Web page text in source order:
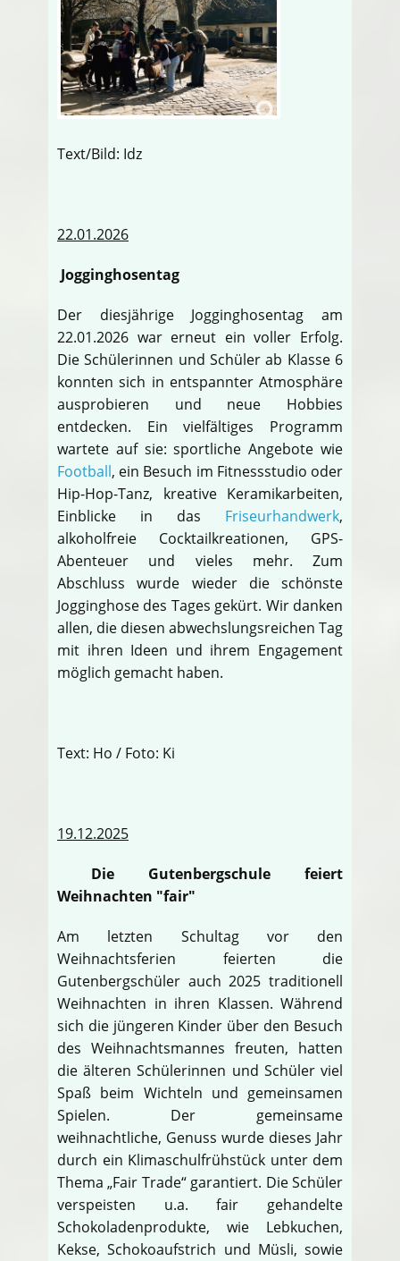
Text/Bild: Idz
22.01.2026
Jogginghosentag
Der diesjährige Jogginghosentag am
22.01.2026 war erneut ein voller Erfolg.
Die Schülerinnen und Schüler ab Klasse 6
konnten sich in entspannter Atmosphäre
ausprobieren und neue Hobbies
entdecken. Ein vielfältiges Programm
wartete auf sie: sportliche Angebote wie
Football, ein Besuch im Fitnessstudio oder
Hip-Hop-Tanz, kreative Keramikarbeiten,
Einblicke in das Friseurhandwerk,
alkoholfreie Cocktailkreationen, GPS-
Abenteuer und vieles mehr. Zum
Abschluss wurde wieder die schönste
Jogginghose des Tages gekürt. Wir danken
allen, die diesen abwechslungsreichen Tag
mit ihren Ideen und ihrem Engagement
möglich gemacht haben.
Text: Ho / Foto: Ki
19.12.2025
Die Gutenbergschule feiert
Weihnachten "fair"
Am letzten Schultag vor den
Weihnachtsferien feierten die
Gutenbergschüler auch 2025 traditionell
Weihnachten in ihren Klassen. Während
sich die jüngeren Kinder über den Besuch
des Weihnachtsmannes freuten, hatten
die älteren Schülerinnen und Schüler viel
Spaß beim Wichteln und gemeinsamen
Spielen. Der gemeinsame
weihnachtliche, Genuss wurde dieses Jahr
durch ein Klimaschulfrühstück unter dem
Thema „Fair Trade“ garantiert. Die Schüler
verspeisten u.a. fair gehandelte
Schokoladenprodukte, wie Lebkuchen,
Kekse, Schokoaufstrich und Müsli, sowie